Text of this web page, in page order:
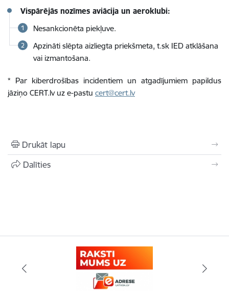
Vispārējās nozīmes aviācija un aeroklubi:
Nesankcionēta piekļuve.
Apzināti slēpta aizliegta priekšmeta, t.sk IED atklāšana
vai izmantošana.
* Par kiberdrošības incidentiem un atgadījumiem papildus
jāziņo CERT.lv uz e-pastu cert@cert.lv
Drukāt lapu
Dalīties